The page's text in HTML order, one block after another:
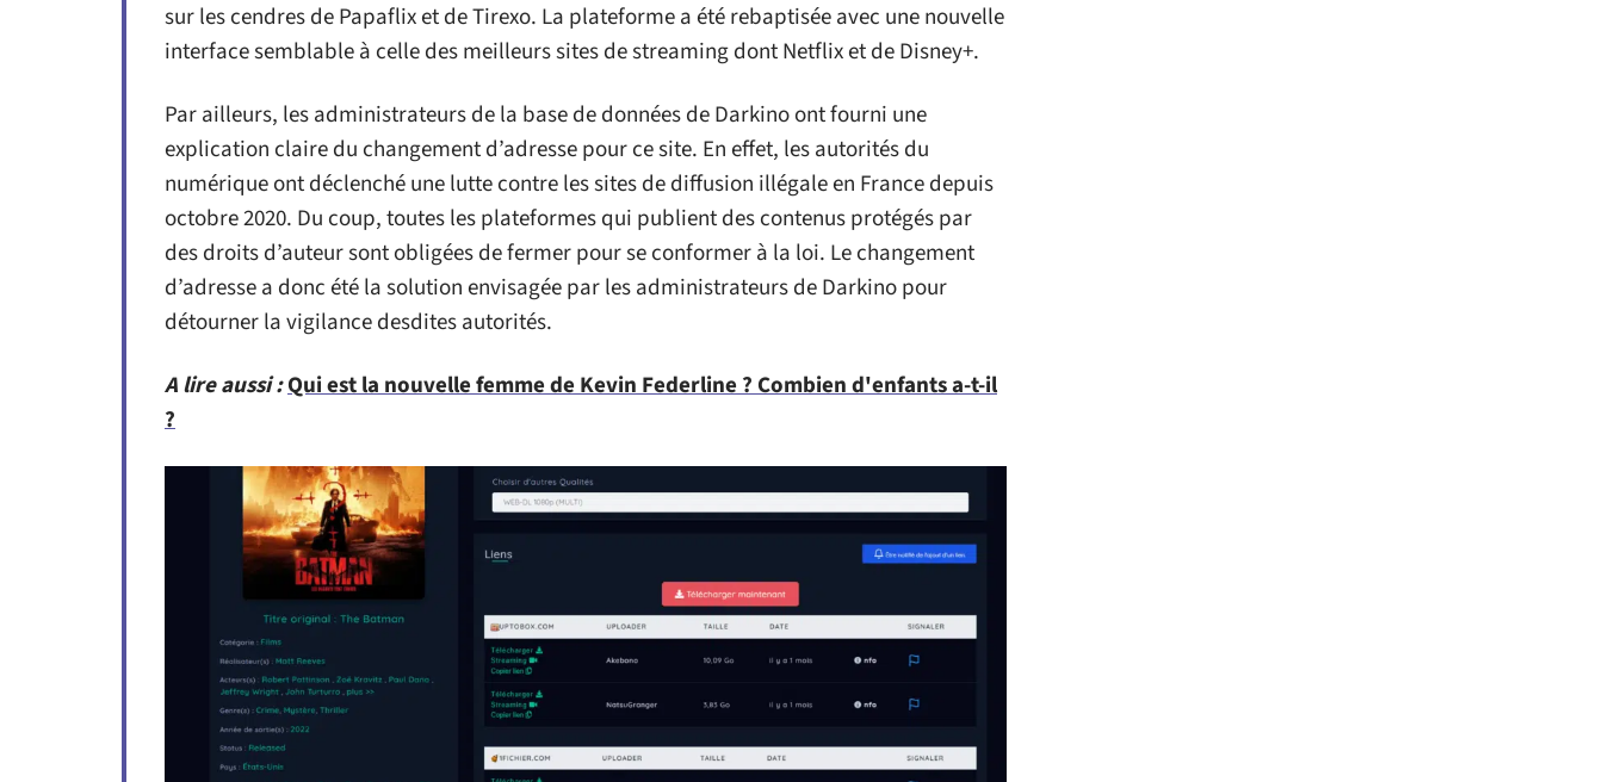
sur les cendres de Papaflix et de Tirexo. La plateforme a été rebaptisée avec une nouvelle
interface semblable à celle des meilleurs sites de streaming dont Netflix et de Disney+.
Par ailleurs, les administrateurs de la base de données de Darkino ont fourni une
explication claire du changement d’adresse pour ce site. En effet, les autorités du
numérique ont déclenché une lutte contre les sites de diffusion illégale en France depuis
octobre 2020. Du coup, toutes les plateformes qui publient des contenus protégés par
des droits d’auteur sont obligées de fermer pour se conformer à la loi. Le changement
d’adresse a donc été la solution envisagée par les administrateurs de Darkino pour
détourner la vigilance desdites autorités.
A lire aussi :Qui est la nouvelle femme de Kevin Federline ? Combien d'enfants a-t-il
?